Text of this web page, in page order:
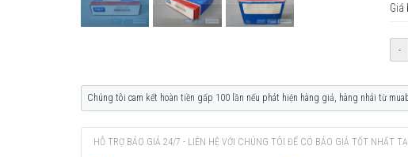
Giá
-
Chúng tôi cam kết hoàn tiền gấp 100 lần nếu phát hiện hàng giả, hàng nhái từ
HỖ TRỢ BÁO GIÁ 24/7 - LIÊN HỆ VỚI CHÚNG TÔI ĐỂ CÓ BÁO GIÁ TỐT NHẤT